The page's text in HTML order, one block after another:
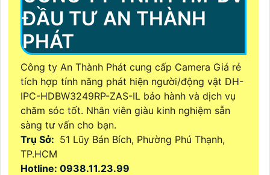
ĐẦU TƯ AN THÀNH
PHÁT
Công ty An Thành Phát cung cấp Camera Giá rẻ
tích hợp tính năng phát hiện người/động vật DH-
IPC-HDBW3249RP-ZAS-IL bảo hành và dịch vụ
chăm sóc tốt. Nhân viên giàu kinh nghiệm sẵn
sàng tư vấn cho bạn.
Trụ Sở: 51 Lũy Bán Bích, Phường Phú Thạnh,
TP.HCM
Hotline: 0938.11.23.99